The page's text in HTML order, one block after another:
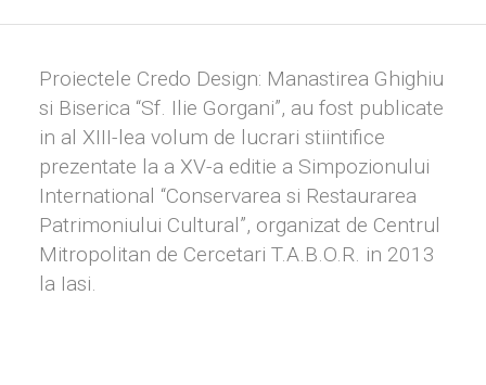
Proiectele Credo Design: Manastirea Ghighiu
si Biserica “Sf. Ilie Gorgani”, au fost publicate
in al XIII-lea volum de lucrari stiintifice
prezentate la a XV-a editie a Simpozionului
International “Conservarea si Restaurarea
Patrimoniului Cultural”, organizat de Centrul
Mitropolitan de Cercetari T.A.B.O.R. in 2013
la Iasi.